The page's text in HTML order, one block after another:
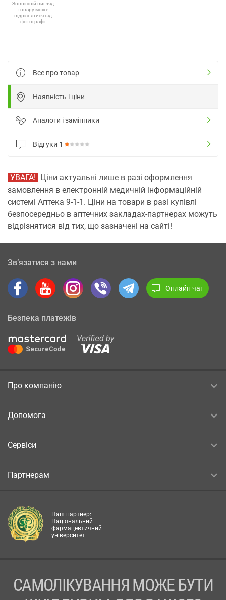
Зовнішній вигляд
товару може
відрізнятися від
фотографії
Все про товар
Наявність і ціни
Аналоги і замінники
Відгуки 1
УВАГА! Ціни актуальні лише в разі оформлення
замовлення в електронній медичній інформаційній
системі Аптека 9-1-1. Ціни на товари в разі купівлі
безпосередньо в аптечних закладах-партнерах можуть
відрізнятися від тих, що зазначені на сайті!
Зв’язатися з нами
Онлайн чат
Безпека платежів
Про компанію
Допомога
Сервіси
Партнерам
Наш партнер:
Національний
фармацевтичний
університет
САМОЛІКУВАННЯ МОЖЕ БУТИ